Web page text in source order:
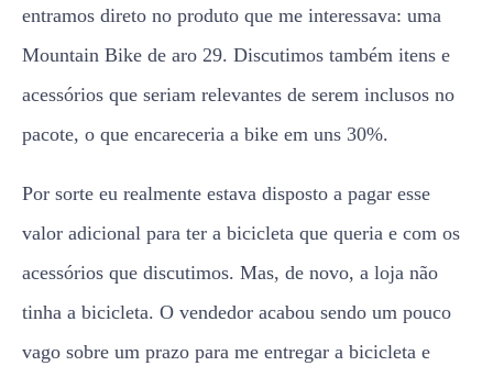
entramos direto no produto que me interessava: uma
Mountain Bike de aro 29. Discutimos também itens e
acessórios que seriam relevantes de serem inclusos no
pacote, o que encareceria a bike em uns 30%.
Por sorte eu realmente estava disposto a pagar esse
valor adicional para ter a bicicleta que queria e com os
acessórios que discutimos. Mas, de novo, a loja não
tinha a bicicleta. O vendedor acabou sendo um pouco
vago sobre um prazo para me entregar a bicicleta e